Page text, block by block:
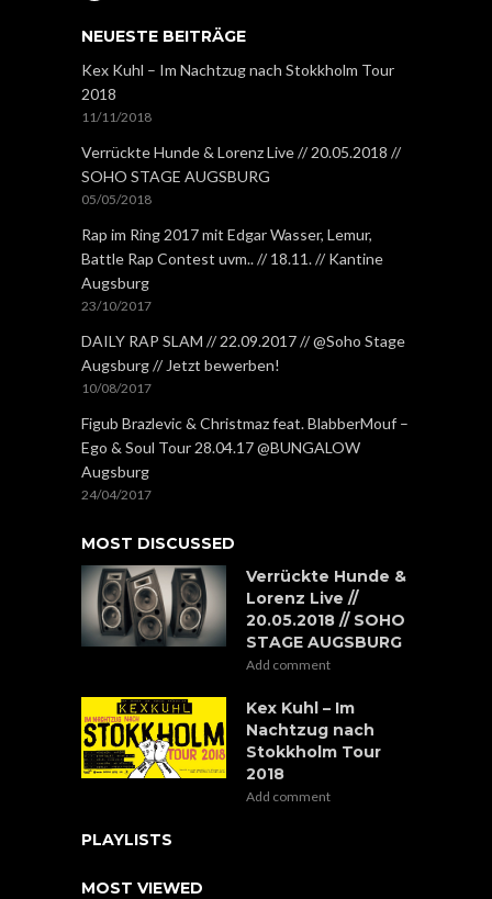
NEUESTE BEITRÄGE
Kex Kuhl – Im Nachtzug nach Stokkholm Tour
2018
11/11/2018
Verrückte Hunde & Lorenz Live // 20.05.2018 //
SOHO STAGE AUGSBURG
05/05/2018
Rap im Ring 2017 mit Edgar Wasser, Lemur,
Battle Rap Contest uvm.. // 18.11. // Kantine
Augsburg
23/10/2017
DAILY RAP SLAM // 22.09.2017 // @Soho Stage
Augsburg // Jetzt bewerben!
10/08/2017
Figub Brazlevic & Christmaz feat. BlabberMouf –
Ego & Soul Tour 28.04.17 @BUNGALOW
Augsburg
24/04/2017
MOST DISCUSSED
Verrückte Hunde &
Lorenz Live //
20.05.2018 // SOHO
STAGE AUGSBURG
Add comment
Kex Kuhl – Im
Nachtzug nach
Stokkholm Tour
2018
Add comment
PLAYLISTS
MOST VIEWED